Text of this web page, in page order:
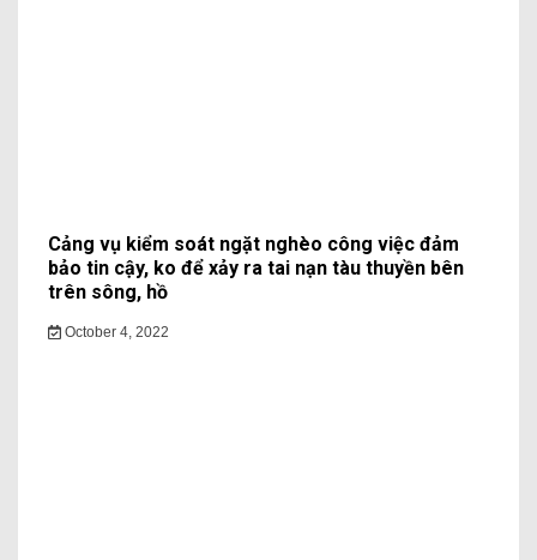
Cảng vụ kiểm soát ngặt nghèo công việc đảm
bảo tin cậy, ko để xảy ra tai nạn tàu thuyền bên
trên sông, hồ
October 4, 2022